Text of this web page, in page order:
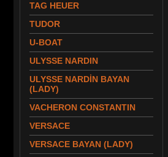
TAG HEUER
TUDOR
U-BOAT
ULYSSE NARDIN
ULYSSE NARDİN BAYAN
(LADY)
VACHERON CONSTANTIN
VERSACE
VERSACE BAYAN (LADY)